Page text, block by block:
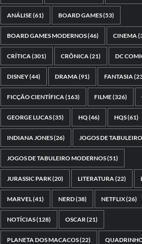
ANÁLISE(61) BOARD GAMES(53)
BOARD GAMES MODERNOS(46) CINEMA
CRÍTICA (301) CRÔNICA (21) DC
DISNEY(44) DRAMA (91) FANTASIA
FICÇÃO CIENTÍFICA (163) FILME(326)
GEORGE LUCAS(35) HQ(46) HQS(61)
INDIANA JONES(26) JOGOS DE TABULEIRO
JOGOS DE TABULEIRO MODERNOS(51)
JURASSIC PARK(20) LITERATURA (22)
MARVEL(41) NERD(38) NETFLIX(26)
NOTÍCIAS(128) OSCAR (21)
PLANETA DOS MACACOS(22)